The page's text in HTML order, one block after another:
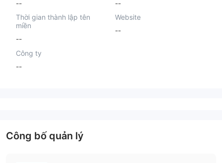
--
--
Thời gian thành lập tên
miền
--
Website
--
Công ty
--
Công bố quản lý